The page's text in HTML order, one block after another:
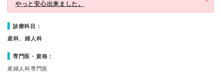
やっと安心出来ました。
診療科目：
産科、婦人科
専門医・資格：
産婦人科専門医